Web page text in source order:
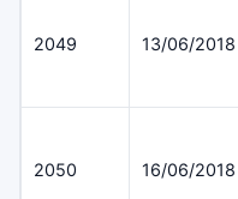
2049 13/06/2018
2050 16/06/2018